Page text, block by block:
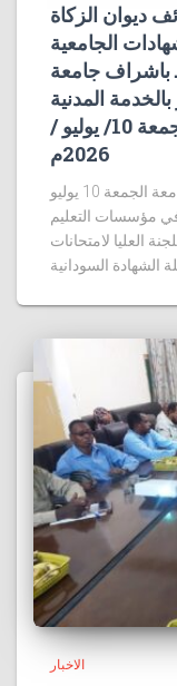
ديوان الزكاة
الجامعية
ممتحناً ــ باشراف جامعة
المدنية
القومية ــ مركز جامعة كسلا ــ الجمعة 10/ يوليو /
2026م
إعداد : إدارة العلاقات العامة والإعلام بالجامعة الجمعة 10 يوليو
مؤسسات التعليم
العليا لامتحانات
الشهادة السودانية
الاخبار